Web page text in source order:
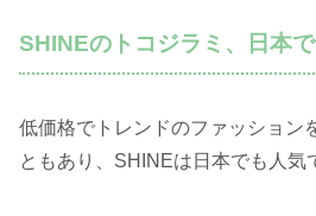
SHINEのトコジラミ、日本
低価格でトレンドのファッション
ともあり、SHINEは日本でも人気